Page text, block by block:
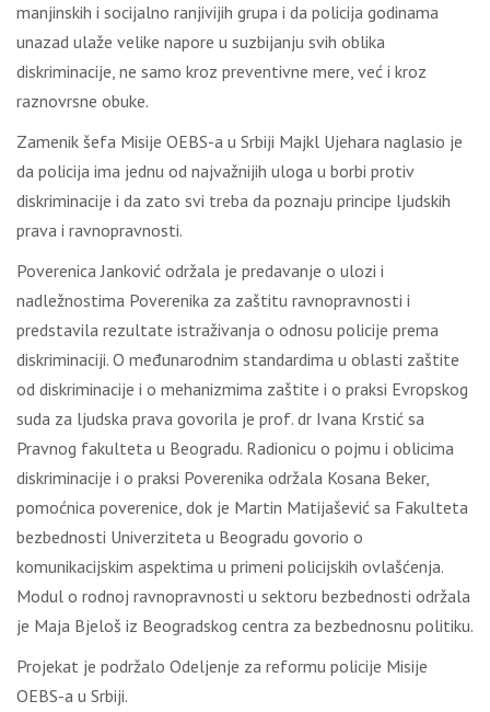
manjinskih i socijalno ranjivijih grupa i da policija godinama
unazad ulaže velike napore u suzbijanju svih oblika
diskriminacije, ne samo kroz preventivne mere, već i kroz
raznovrsne obuke.
Zamenik šefa Misije OEBS-a u Srbiji Majkl Ujehara naglasio je
da policija ima jednu od najvažnijih uloga u borbi protiv
diskriminacije i da zato svi treba da poznaju principe ljudskih
prava i ravnopravnosti.
Poverenica Janković održala je predavanje o ulozi i
nadležnostima Poverenika za zaštitu ravnopravnosti i
predstavila rezultate istraživanja o odnosu policije prema
diskriminaciji. O međunarodnim standardima u oblasti zaštite
od diskriminacije i o mehanizmima zaštite i o praksi Evropskog
suda za ljudska prava govorila je prof. dr Ivana Krstić sa
Pravnog fakulteta u Beogradu. Radionicu o pojmu i oblicima
diskriminacije i o praksi Poverenika održala Kosana Beker,
pomoćnica poverenice, dok je Martin Matijašević sa Fakulteta
bezbednosti Univerziteta u Beogradu govorio o
komunikacijskim aspektima u primeni policijskih ovlašćenja.
Modul o rodnoj ravnopravnosti u sektoru bezbednosti održala
je Maja Bjeloš iz Beogradskog centra za bezbednosnu politiku.
Projekat je podržalo Odeljenje za reformu policije Misije
OEBS-a u Srbiji.